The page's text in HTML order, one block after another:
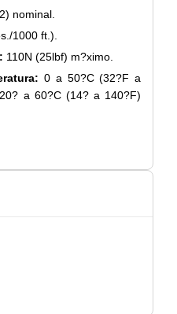
nominal.
1000 ft.).
110N (25lbf) m?ximo.
0 a 50?C (32?F a
a 60?C (14? a 140?F)